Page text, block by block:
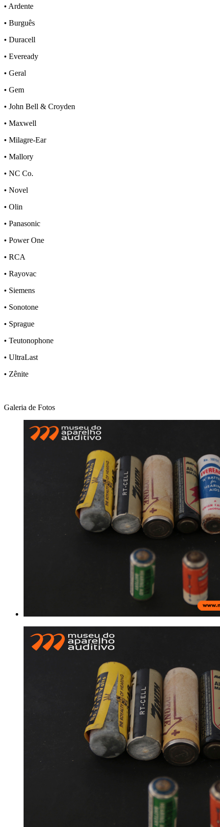
• Ardente
• Burguês
• Duracell
• Eveready
• Geral
• Gem
• John Bell & Croyden
• Maxwell
• Milagre-Ear
• Mallory
• NC Co.
• Novel
• Olin
• Panasonic
• Power One
• RCA
• Rayovac
• Siemens
• Sonotone
• Sprague
• Teutonophone
• UltraLast
• Zênite
Galeria de Fotos